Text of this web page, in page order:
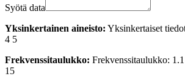
Syötä data
Yksinkertainen aineisto: Yksinkertaiset
4 5
Frekvenssitaulukko: Frekvenssitaulukko:
15